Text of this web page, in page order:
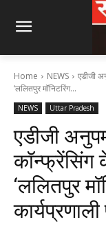
Home NEWS
एडीजी
‘ललितपुर मॉनिटरिंग...
NEWS Uttar Pradesh
एडीजी
कॉन्फ्रेंसिंग
‘ललितपुर
कार्यप्रणाली